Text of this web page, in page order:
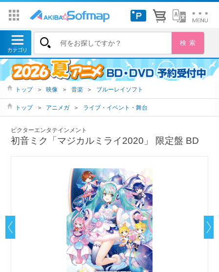
トップ ＞ 映像 ＞ 音楽 ＞ ブルーレイソフト
トップ ＞ アニメガ ＞ ライブ・イベント・舞台
ビクターエンタテインメント
初音ミク「マジカルミライ2020」 限定盤 BD